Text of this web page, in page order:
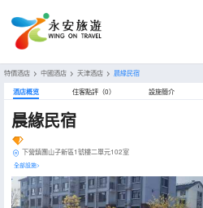
特價酒店 > 中國酒店 > 天津酒店 > 晨緣民宿
酒店概览 住客點評（0） 設施簡介
晨緣民宿
下營鎮團山子新區1號樓二單元102室
全部設施>